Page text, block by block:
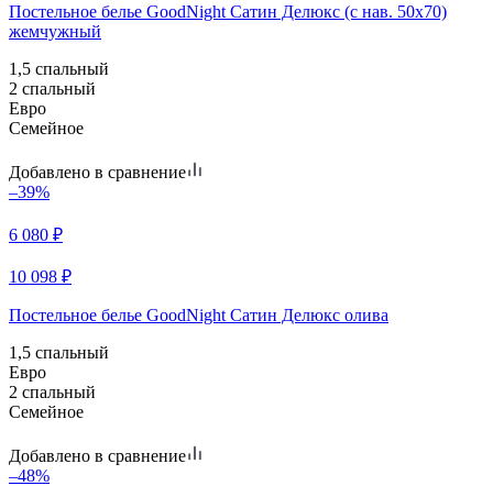
Постельное белье GoodNight Сатин Делюкс (с нав. 50х70)
жемчужный
1,5 спальный
2 спальный
Евро
Семейное
Добавлено в сравнение
–39%
6 080 ₽
10 098 ₽
Постельное белье GoodNight Сатин Делюкс олива
1,5 спальный
Евро
2 спальный
Семейное
Добавлено в сравнение
–48%